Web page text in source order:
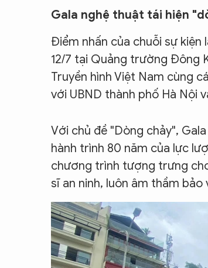
Gala nghệ thuật tái hiện
Điểm nhấn của chuỗi sự kiện
12/7 tại Quảng trường Đông
Truyền hình Việt Nam cùng
với UBND thành phố Hà Nội
Với chủ đề "Dòng chảy",
hành trình 80 năm của lực
chương trình tượng trưng
sĩ an ninh, luôn âm thầm bảo